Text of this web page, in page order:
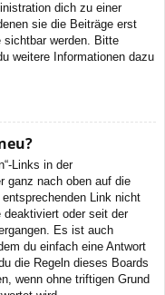
dich zu einer
sie die Beiträge erst
sichtbar werden. Bitte
weitere Informationen dazu
Links in der
ganz nach oben auf die
Link nicht
oder seit der
Es ist auch
du einfach eine Antwort
die Regeln dieses Boards
wenn ohne triftigen Grund